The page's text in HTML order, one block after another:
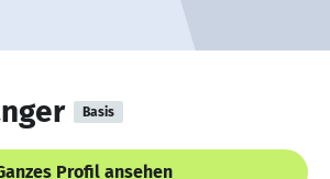
Basis
Profil ansehen